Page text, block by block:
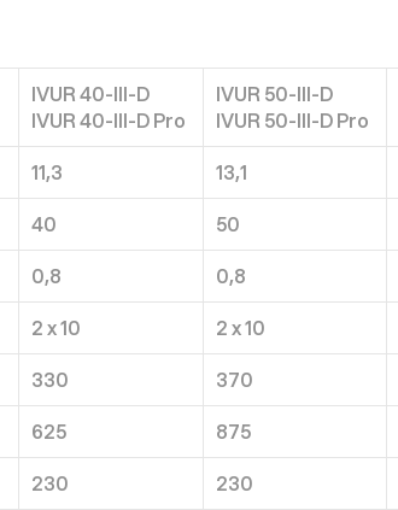
IVUR 40-III-D
IVUR 40-III-D Pro
IVUR 50-III-D
IVUR 50-III-D Pro
11,3 13,1
40 50
0,8 0,8
2 x 10 2 x 10
330 370
625 875
230 230